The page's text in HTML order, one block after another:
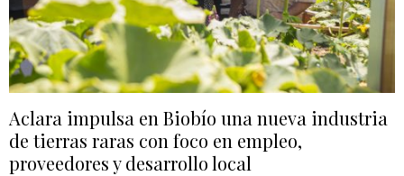
Aclara impulsa en Biobío una nueva industria
de tierras raras con foco en empleo,
proveedores y desarrollo local